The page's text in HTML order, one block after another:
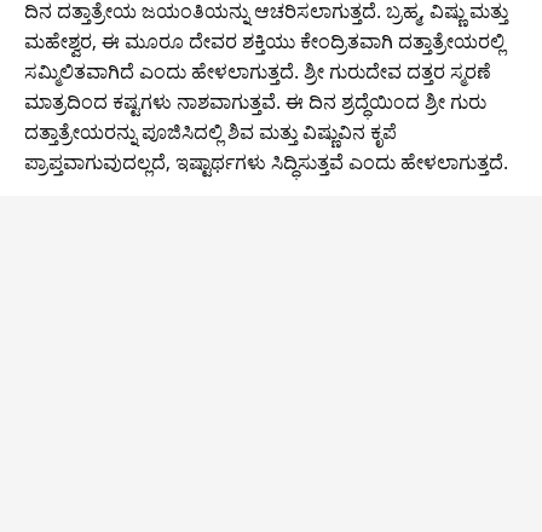
o
k
p k
ದಿನ ದತ್ತಾತ್ರೇಯ ಜಯಂತಿಯನ್ನು ಆಚರಿಸಲಾಗುತ್ತದೆ. ಬ್ರಹ್ಮ, ವಿಷ್ಣು ಮತ್ತು
ಮಹೇಶ್ವರ, ಈ ಮೂರೂ ದೇವರ ಶಕ್ತಿಯು ಕೇಂದ್ರಿತವಾಗಿ ದತ್ತಾತ್ರೇಯರಲ್ಲಿ
ಸಮ್ಮಿಲಿತವಾಗಿದೆ ಎಂದು ಹೇಳಲಾಗುತ್ತದೆ. ಶ್ರೀ ಗುರುದೇವ ದತ್ತರ ಸ್ಮರಣೆ
ಮಾತ್ರದಿಂದ ಕಷ್ಟಗಳು ನಾಶವಾಗುತ್ತವೆ. ಈ ದಿನ ಶ್ರದ್ಧೆಯಿಂದ ಶ್ರೀ ಗುರು
ದತ್ತಾತ್ರೇಯರನ್ನು ಪೂಜಿಸಿದಲ್ಲಿ ಶಿವ ಮತ್ತು ವಿಷ್ಣುವಿನ ಕೃಪೆ
ಪ್ರಾಪ್ತವಾಗುವುದಲ್ಲದೆ, ಇಷ್ಟಾರ್ಥಗಳು ಸಿದ್ಧಿಸುತ್ತವೆ ಎಂದು ಹೇಳಲಾಗುತ್ತದೆ.